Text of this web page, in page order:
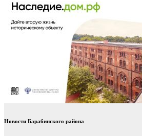
Новости Барабинского района